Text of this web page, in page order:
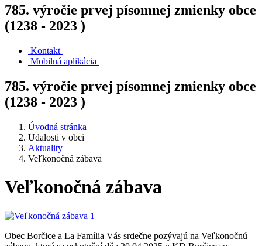
785. výročie prvej písomnej zmienky obce
(1238 - 2023 )
Kontakt
Mobilná aplikácia
785. výročie prvej písomnej zmienky obce
(1238 - 2023 )
Úvodná stránka
Udalosti v obci
Aktuality
Veľkonočná zábava
Veľkonočná zábava
Obec Borčice a La Família Vás srdečne pozývajú na Veľkonočnú